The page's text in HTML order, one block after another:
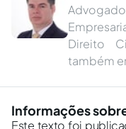
Direito
também
Informações
Este texto foi